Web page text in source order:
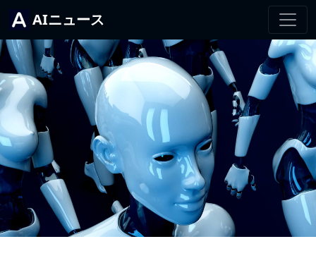
AIニュース